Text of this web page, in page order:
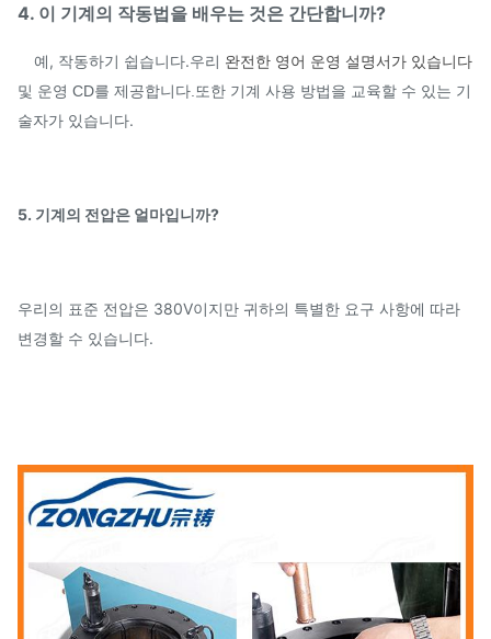
4. 이 기계의 작동법을 배우는 것은 간단합니까?
예, 작동하기 쉽습니다.우리 완전한 영어 운영 설명서가 있습니다
및 운영 CD를 제공합니다. 또한 기계 사용 방법을 교육할 수 있는 기
술자가 있습니다.
5. 기계의 전압은 얼마입니까?
우리의 표준 전압은 380V이지만 귀하의 특별한 요구 사항에 따라
변경할 수 있습니다.